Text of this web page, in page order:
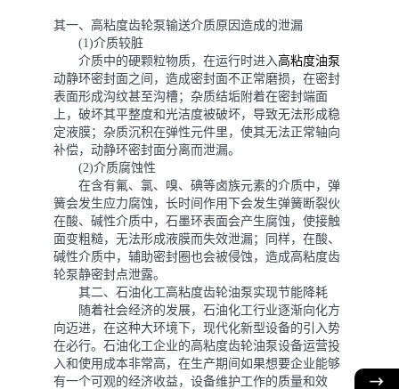
其一、高粘度齿轮泵输送介质原因造成的泄漏
(1)介质较脏
介质中的硬颗粒物质，在运行时进入高粘度油泵
动静环密封面之间，造成密封面不正常磨损，在密封
表面形成沟纹甚至沟槽；杂质结垢附着在密封端面
上，破坏其平整度和光洁度被破坏，导致无法形成稳
定液膜；杂质沉积在弹性元件里，使其无法正常轴向
补偿，动静环密封面分离而泄漏。
(2)介质腐蚀性
在含有氟、氯、嗅、碘等卤族元素的介质中，弹
簧会发生应力腐蚀，长时间作用下会发生弹簧断裂伙
在酸、碱性介质中，石墨环表面会产生腐蚀，使接触
面变粗糙，无法形成液膜而失效泄漏；同样，在酸、
碱性介质中，辅助密封圈也会被侵蚀，造成高粘度齿
轮泵静密封点泄露。
其二、石油化工高粘度齿轮油泵实现节能降耗
随着社会经济的发展，石油化工行业逐渐向化方
向迈进，在这种大环境下，现代化新型设备的引入势
在必行。石油化工企业的高粘度齿轮油泵设备运营投
入和使用成本非常高，在生产期间如果想要企业能够
有一个可观的经济收益，设备维护工作的质量和效